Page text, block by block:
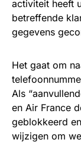
activiteit heeft
betreffende
gegevens
Het gaat om
Als
en Air France
geblokkeerd
wijzigen om